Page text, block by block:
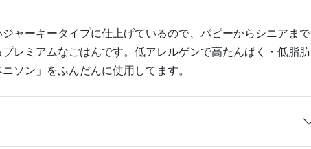
ャーキータイプに仕上げているので、パピーからシニアまで
レミアムなごはんです。低アレルゲンで高たんぱく・低脂肪
ソン」をふんだんに使用してます。